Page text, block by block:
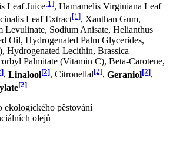
Leaf Juice[1], Hamamelis Virginiana Leaf
Leaf Extract[1], Xanthan Gum,
Sodium Anisate, Helianthus
Oil, Hydrogenated Palm Glycerides,
Hydrogenated Lecithin, Brassica
Palmitate (Vitamin C), Beta-Carotene,
, Linalool[2], Citronellal[2], Geraniol[2],
[2]
ekologického pěstování
olejů